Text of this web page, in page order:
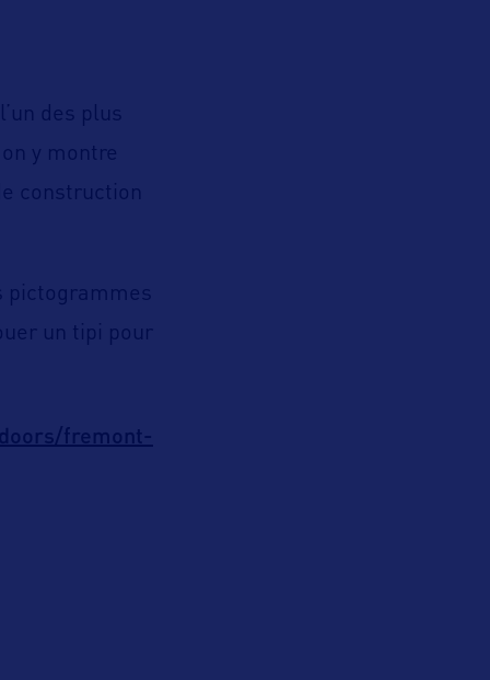
des plus
y montre
construction
pictogrammes
un tipi pour
fremont-